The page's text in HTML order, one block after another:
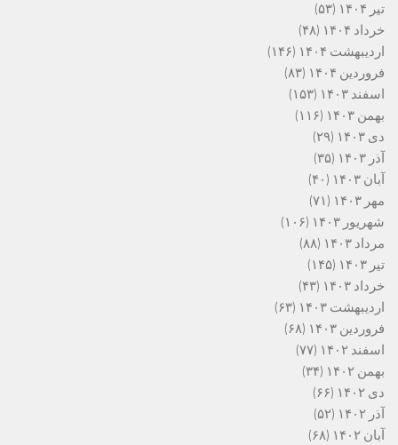
تیر ۱۴۰۴
(۵۳)
خرداد ۱۴۰۴
(۴۸)
اردیبهشت ۱۴۰۴
(۱۴۶)
فروردین ۱۴۰۴
(۸۳)
اسفند ۱۴۰۳
(۱۵۳)
بهمن ۱۴۰۳
(۱۱۶)
دی ۱۴۰۳
(۲۹)
آذر ۱۴۰۳
(۳۵)
آبان ۱۴۰۳
(۴۰)
مهر ۱۴۰۳
(۷۱)
شهریور ۱۴۰۳
(۱۰۶)
مرداد ۱۴۰۳
(۸۸)
تیر ۱۴۰۳
(۱۴۵)
خرداد ۱۴۰۳
(۴۳)
اردیبهشت ۱۴۰۳
(۶۳)
فروردین ۱۴۰۳
(۶۸)
اسفند ۱۴۰۲
(۷۷)
بهمن ۱۴۰۲
(۳۴)
دی ۱۴۰۲
(۶۶)
آذر ۱۴۰۲
(۵۲)
آبان ۱۴۰۲
(۶۸)